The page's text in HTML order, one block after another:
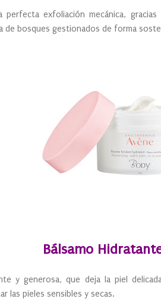
perfecta exfoliación mecánica,
de bosques gestionados de forma
Bálsamo
y generosa, que deja la piel
las pieles sensibles y secas.